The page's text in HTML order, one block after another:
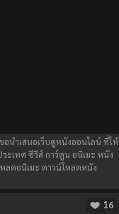
อนำเสนอเว็บดูหนังออนไลน์ ที่ให้
ะเทศ ซีรีส์ การ์ตูน อนิเมะ หนัง
ลดอนิเมะ ดาวน์โหลดหนัง
16